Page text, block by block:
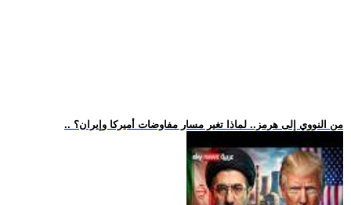
.. من النووي إلى هرمز.. لماذا تغير مسار مفاوضات أميركا وإيران؟